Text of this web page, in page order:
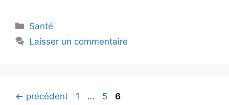
Catégories
Santé
Laisser un commentaire
← précédent Page
1 … Page
5 Page
6